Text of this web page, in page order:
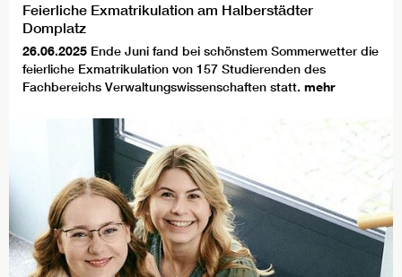
Feierliche Exmatrikulation am Halberstädter
Domplatz
26.06.2025 Ende Juni fand bei schönstem Sommerwetter die
feierliche Exmatrikulation von 157 Studierenden des
Fachbereichs Verwaltungswissenschaften statt. mehr